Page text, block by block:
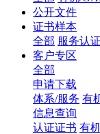
公开文件
证书样本
全部 服务认证
客户专区
全部
申请下载
体系/服务 有
信息查询
认证证书 有